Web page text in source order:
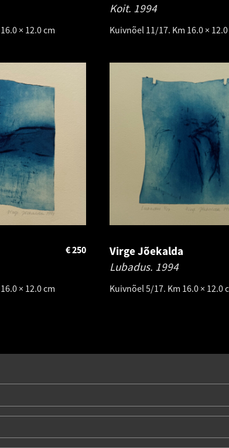
× 12.0 cm
Koit. 1994
Kuivnõel 11/17. Km 16.0 ×
× 12.0 cm
250
€
Virge Jõekalda
Lubadus. 1994
Kuivnõel 5/17. Km 16.0 × 12.0